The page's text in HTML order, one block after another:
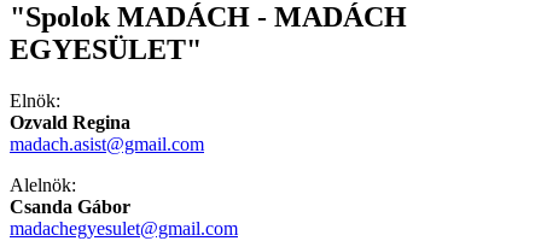
"Spolok MADÁCH - MADÁCH
EGYESÜLET"
Elnök:
Ozvald Regina
madach.asist@gmail.com
Alelnök:
Csanda Gábor
madachegyesulet@gmail.com